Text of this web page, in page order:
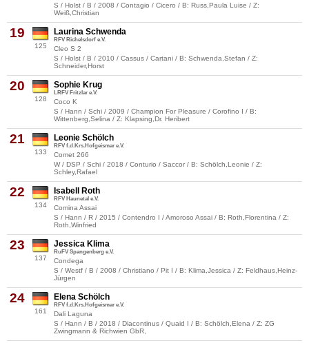
S / Holst / B / 2008 / Contagio / Cicero / B: Russ,Paula Luise / Z:
Weiß,Christian
19
125
Laurina Schwenda
RFV Richelsdorf e.V.
Cleo S 2
S / Holst / B / 2010 / Cassus / Cartani / B: Schwenda,Stefan / Z:
Schneider,Horst
20
128
Sophie Krug
LRFV Fritzlar e.V.
Coco K
S / Hann / Schi / 2009 / Champion For Pleasure / Corofino I / B:
Wittenberg,Selina / Z: Klapsing,Dr. Heribert
21
133
Leonie Schölch
RFV f.d.Krs.Hofgeismar e.V.
Comet 266
W / DSP / Schi / 2018 / Conturio / Saccor / B: Schölch,Leonie / Z:
Schley,Rafael
22
134
Isabell Roth
RFV Haunetal e.V.
Comina Assai
S / Hann / R / 2015 / Contendro I / Amoroso Assai / B: Roth,Florentina / Z:
Roth,Winfried
23
137
Jessica Klima
RuFV Spangenberg e.V.
Condega
S / Westf / B / 2008 / Christiano / Pit I / B: Klima,Jessica / Z: Feldhaus,Heinz-
Jürgen
24
161
Elena Schölch
RFV f.d.Krs.Hofgeismar e.V.
Dali Laguna
S / Hann / B / 2018 / Diacontinus / Quaid I / B: Schölch,Elena / Z: ZG
Zwingmann & Richwien GbR,